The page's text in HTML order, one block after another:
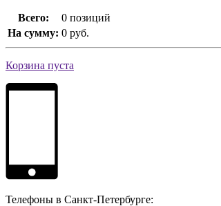
Всего:
0 позиций
На сумму: 0 руб.
Корзина пуста
Телефоны в Санкт-Петербурге: